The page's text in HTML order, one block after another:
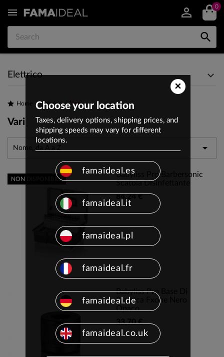
 0

Elettrico
Home Elettrico Vari
Vari
Nome, da A a Z 
Babyliss Pro Barbersonic
Scatola Disinfettante
84,24 €
NON DISPONIBILE
Babyliss Pro Base Di
Ricarica Fxone Nero
33,70 €
×
Choose your location
Taxes, delivery options, shipping prices, and
shipping speeds may vary for different
locations.
famaideal.es
famaideal.it
famaideal.pl
famaideal.fr
famaideal.de
famaideal.co.uk